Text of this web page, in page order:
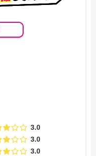
3.0
3.0
3.0